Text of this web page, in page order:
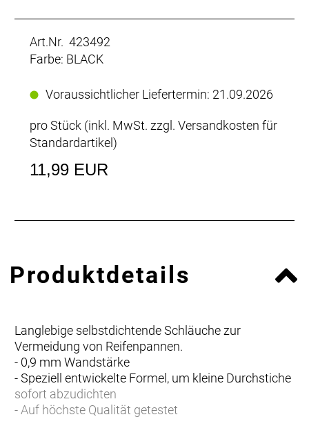
Art.Nr. 423492
Farbe: BLACK
Voraussichtlicher Liefertermin: 21.09.2026
pro Stück (inkl. MwSt. zzgl. Versandkosten für
Standardartikel)
11,99 EUR
Produktdetails
Langlebige selbstdichtende Schläuche zur
Vermeidung von Reifenpannen.
- 0,9 mm Wandstärke
- Speziell entwickelte Formel, um kleine Durchstiche
sofort abzudichten
- Auf höchste Qualität getestet